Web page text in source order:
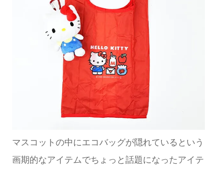
マスコットの中にエコバッグが隠れているという
画期的なアイテムでちょっと話題になったアイテ